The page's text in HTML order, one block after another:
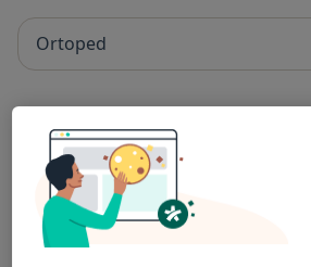
Ortoped
MUDr. Jaroslav Bednář
Ortoped